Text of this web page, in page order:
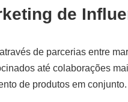
de
de parcerias entre
até colaborações
de produtos em conjunto.